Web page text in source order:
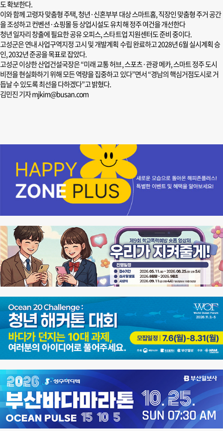
도 확보한다.
이와 함께 고령자 맞춤형 주택, 청년·신혼부부 대상 스마트홈, 직장인 맞춤형 주거 공간
을 조성하고 컨벤션·쇼핑몰 등 상업시설도 유치해 정주 여건을 개선한다
청년 일자리 창출에 필요한 공유 오피스, 스타트업 지원센터도 준비 중이다.
고성군은 연내 사업구역지정 고시 및 개발계획 수립 완료하고 2028년 6월 실시계획 승
인, 2032년 준공을 목표로 잡았다.
고성군 이상한 산업건설국장은 “미래 교통 허브, 스포츠·관광 메카, 스마트 정주 도시
비전을 현실화하기 위해 모든 역량을 집중하고 있다”면서 “경남의 핵심거점도시로 거
듭날 수 있도록 최선을 다하겠다”고 밝혔다.
김민진 기자 mjkim@busan.com